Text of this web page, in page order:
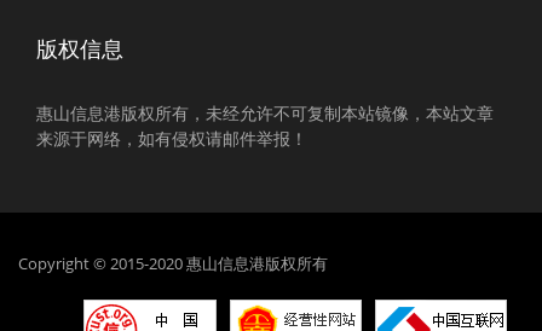
版权信息
惠山信息港版权所有，未经允许不可复制本站镜像，本站文章
来源于网络，如有侵权请邮件举报！
Copyright © 2015-2020 惠山信息港版权所有